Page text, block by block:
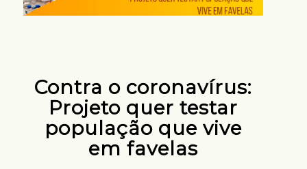
Contra o coronavírus:
Projeto quer testar
população que vive
em favelas